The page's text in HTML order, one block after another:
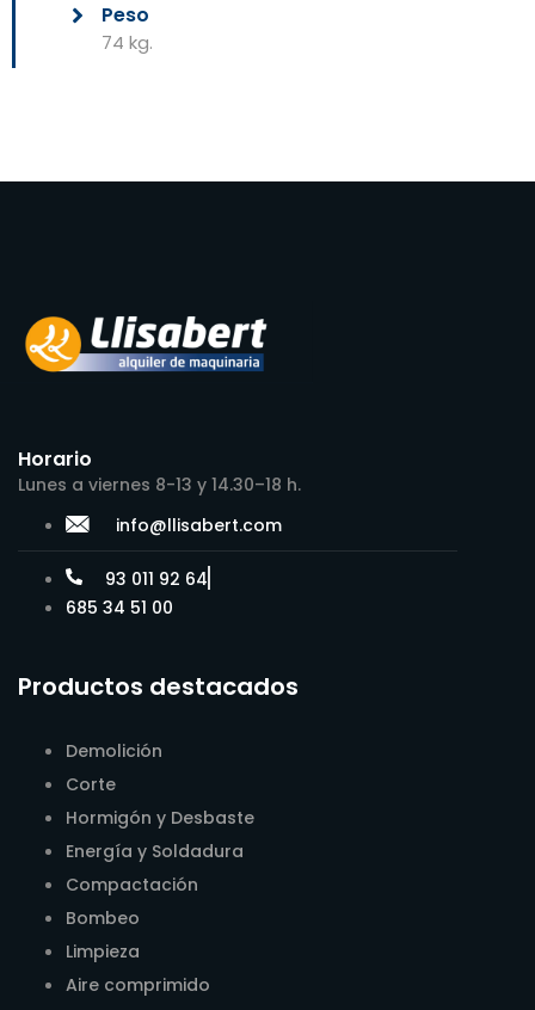
Peso
74 kg.
Horario
Lunes a viernes 8-13 y 14.30–18 h.
info@llisabert.com
93 011 92 64
685 34 51 00
Productos destacados
Demolición
Corte
Hormigón y Desbaste
Energía y Soldadura
Compactación
Bombeo
Limpieza
Aire comprimido